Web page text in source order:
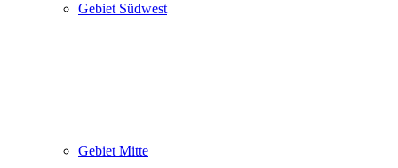
Gebiet Südwest
Gebiet Mitte